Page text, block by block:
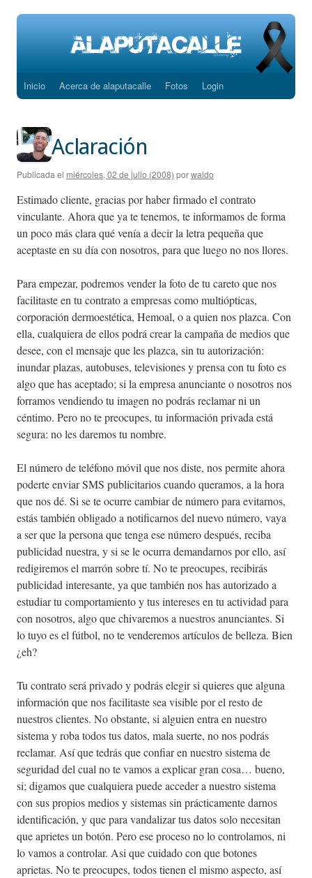
Saltar
contenido
Inicio Acerca de alaputacalle Fotos Login
Aclaración
Publicada el miércoles, 02 de julio (2008) porwaldo
Estimado cliente, gracias por haber firmado el contrato
vinculante. Ahora que ya te tenemos, te informamos de forma
un poco más clara qué venía a decir la letra pequeña que
aceptaste en su día con nosotros, para que luego no nos llores.
Para empezar, podremos vender la foto de tu careto que nos
facilitaste en tu contrato a empresas como multiópticas,
corporación dermoestética, Hemoal, o a quien nos plazca. Con
ella, cualquiera de ellos podrá crear la campaña de medios que
desee, con el mensaje que les plazca, sin tu autorización:
inundar plazas, autobuses, televisiones y prensa con tu foto es
algo que has aceptado; si la empresa anunciante o nosotros nos
forramos vendiendo tu imagen no podrás reclamar ni un
céntimo. Pero no te preocupes, tu información privada está
segura: no les daremos tu nombre.
El número de teléfono móvil que nos diste, nos permite ahora
poderte enviar SMS publicitarios cuando queramos, a la hora
que nos dé. Si se te ocurre cambiar de número para evitarnos,
estás también obligado a notificarnos del nuevo número, vaya
a ser que la persona que tenga ese número después, reciba
publicidad nuestra, y si se le ocurra demandarnos por ello, así
redigiremos el marrón sobre tí. No te preocupes, recibirás
publicidad interesante, ya que también nos has autorizado a
estudiar tu comportamiento y tus intereses en tu actividad para
con nosotros, algo que chivaremos a nuestros anunciantes. Si
lo tuyo es el fútbol, no te venderemos artículos de belleza. Bien
¿eh?
Tu contrato será privado y podrás elegir si quieres que alguna
información que nos facilitaste sea visible por el resto de
nuestros clientes. No obstante, si alguien entra en nuestro
sistema y roba todos tus datos, mala suerte, no nos podrás
reclamar. Así que tedrás que confiar en nuestro sistema de
seguridad del cual no te vamos a explicar gran cosa… bueno,
si; digamos que cualquiera puede acceder a nuestro sistema
con sus propios medios y sistemas sin prácticamente darnos
identificación, y que para vandalizar tus datos solo necesitan
que aprietes un botón. Pero ese proceso no lo controlamos, ni
lo vamos a controlar. Asi que cuidado con que botones
aprietas. No te preocupes, todos tienen el mismo aspecto, así